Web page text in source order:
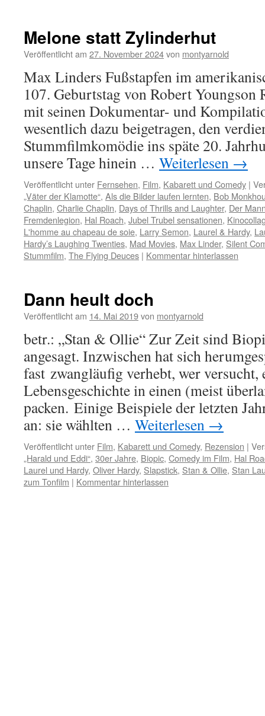
Melone statt Zylinderhut
Veröffentlicht am 27. November 2024von montyarnold
Max Linders Fußstapfen im
107. Geburtstag von Robert Youngson
mit seinen Dokumentar- und
wesentlich dazu beigetragen, den
Stummfilmkomödie ins späte 20.
unsere Tage hinein … Weiterlesen →
Veröffentlicht unter Fernsehen, Film, Kabarett und Comedy |
„Väter der Klamotte“, Als die Bilder laufen lernten, Bob
Chaplin, Charlie Chaplin, Days of Thrills and Laughter, Der
Fremdenlegion, Hal Roach, Jubel Trubel sensationen,
L'homme au chapeau de soie, Larry Semon, Laurel & Hardy,
Hardy’s Laughing Twenties, Mad Movies, Max Linder, Silent
Stummfilm, The Flying Deuces | Kommentar hinterlassen
Dann heult doch
Veröffentlicht am 14. Mai 2019von montyarnold
betr.: „Stan & Ollie“ Zur Zeit sind
angesagt. Inzwischen hat sich
fast zwangläufig verhebt, wer versucht,
Lebensgeschichte in einen (meist
packen. Einige Beispiele der letzten
an: sie wählten … Weiterlesen →
Veröffentlicht unter Film, Kabarett und Comedy, Rezension |
„Harald und Eddi“, 30er Jahre, Biopic, Comedy im Film, Hal
Laurel und Hardy, Oliver Hardy, Slapstick, Stan & Ollie, Stan
zum Tonfilm | Kommentar hinterlassen